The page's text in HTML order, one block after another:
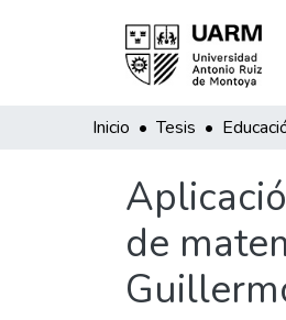
Inicio Tesis
de